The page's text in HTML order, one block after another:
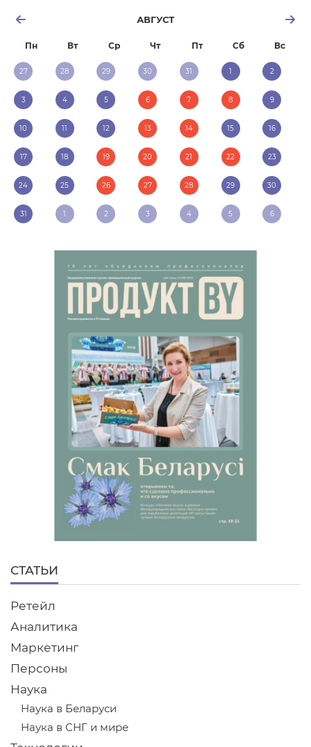
АВГУСТ
Пн Вт Ср Чт Пт Сб Вс
27 28 29 30 31 1 2
3 4 5 6 7 8 9
10 11 12 13 14 15 16
17 18 19 20 21 22 23
24 25 26 27 28 29 30
31 1 2 3 4 5 6
СТАТЬИ
Ретейл
Аналитика
Маркетинг
Персоны
Наука
Наука в Беларуси
Наука в СНГ и мире